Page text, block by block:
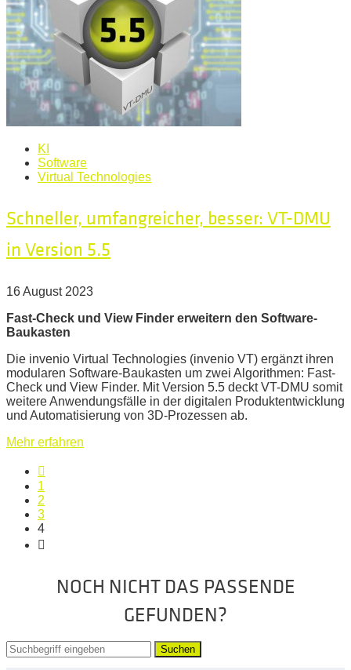
KI
Software
Virtual Technologies
Schneller, umfangreicher, besser: VT-DMU
in Version 5.5
16 August 2023
Fast-Check und View Finder erweitern den Software-
Baukasten
Die invenio Virtual Technologies (invenio VT) ergänzt ihren
modularen Software-Baukasten um zwei Algorithmen: Fast-
Check und View Finder. Mit Version 5.5 deckt VT-DMU somit
weitere Anwendungsfälle in der digitalen Produktentwicklung
und Automatisierung von 3D-Prozessen ab.
Mehr erfahren
1
2
3
4
NOCH NICHT DAS PASSENDE
GEFUNDEN?
Suchen